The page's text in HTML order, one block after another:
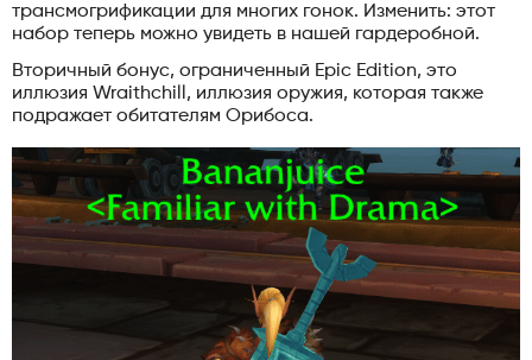
трансмогрификации для многих гонок. Изменить: этот
набор теперь можно увидеть в нашей гардеробной.
Вторичный бонус, ограниченный Epic Edition, это
иллюзия Wraithchill, иллюзия оружия, которая также
подражает обитателям Орибоса.